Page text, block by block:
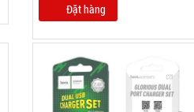
Đặt hàng